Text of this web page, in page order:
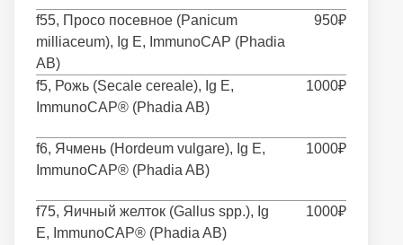
f55, Просо посевное (Panicum
milliaceum), Ig E, ImmunoCAP (Phadia
AB)
950₽
f5, Рожь (Secale cereale), Ig E,
ImmunoCAP® (Phadia AB)
1000₽
f6, Ячмень (Hordeum vulgare), Ig E,
ImmunoCAP® (Phadia AB)
1000₽
f75, Яичный желток (Gallus spp.), Ig
E, ImmunoCAP® (Phadia AB)
1000₽